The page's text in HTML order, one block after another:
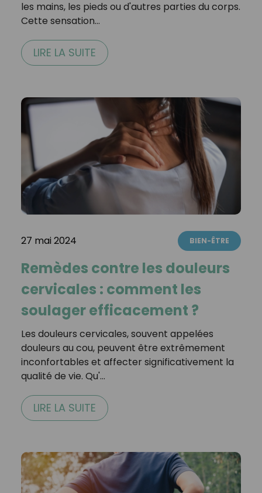
les mains, les pieds ou d'autres parties du corps.
Cette sensation…
LIRE LA SUITE
27 mai 2024 BIEN-ÊTRE
Remèdes contre les douleurs
cervicales : comment les
soulager efficacement ?
Les douleurs cervicales, souvent appelées
douleurs au cou, peuvent être extrêmement
inconfortables et affecter significativement la
qualité de vie. Qu'…
LIRE LA SUITE